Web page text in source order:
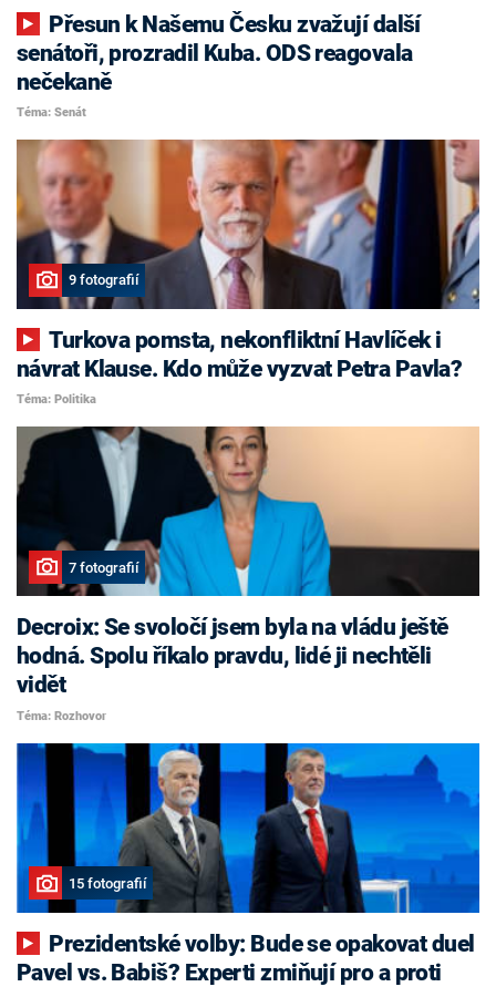
senátoři, prozradil Kuba. ODS reagovala
nečekaně
Téma: Senát
9 fotografií
Turkova pomsta, nekonfliktní Havlíček i
návrat Klause. Kdo může vyzvat Petra Pavla?
Téma: Politika
7 fotografií
Decroix: Se svoločí jsem byla na vládu ještě
hodná. Spolu říkalo pravdu, lidé ji nechtěli
vidět
Téma: Rozhovor
15 fotografií
Pavel vs. Babiš? Experti zmiňují pro a proti